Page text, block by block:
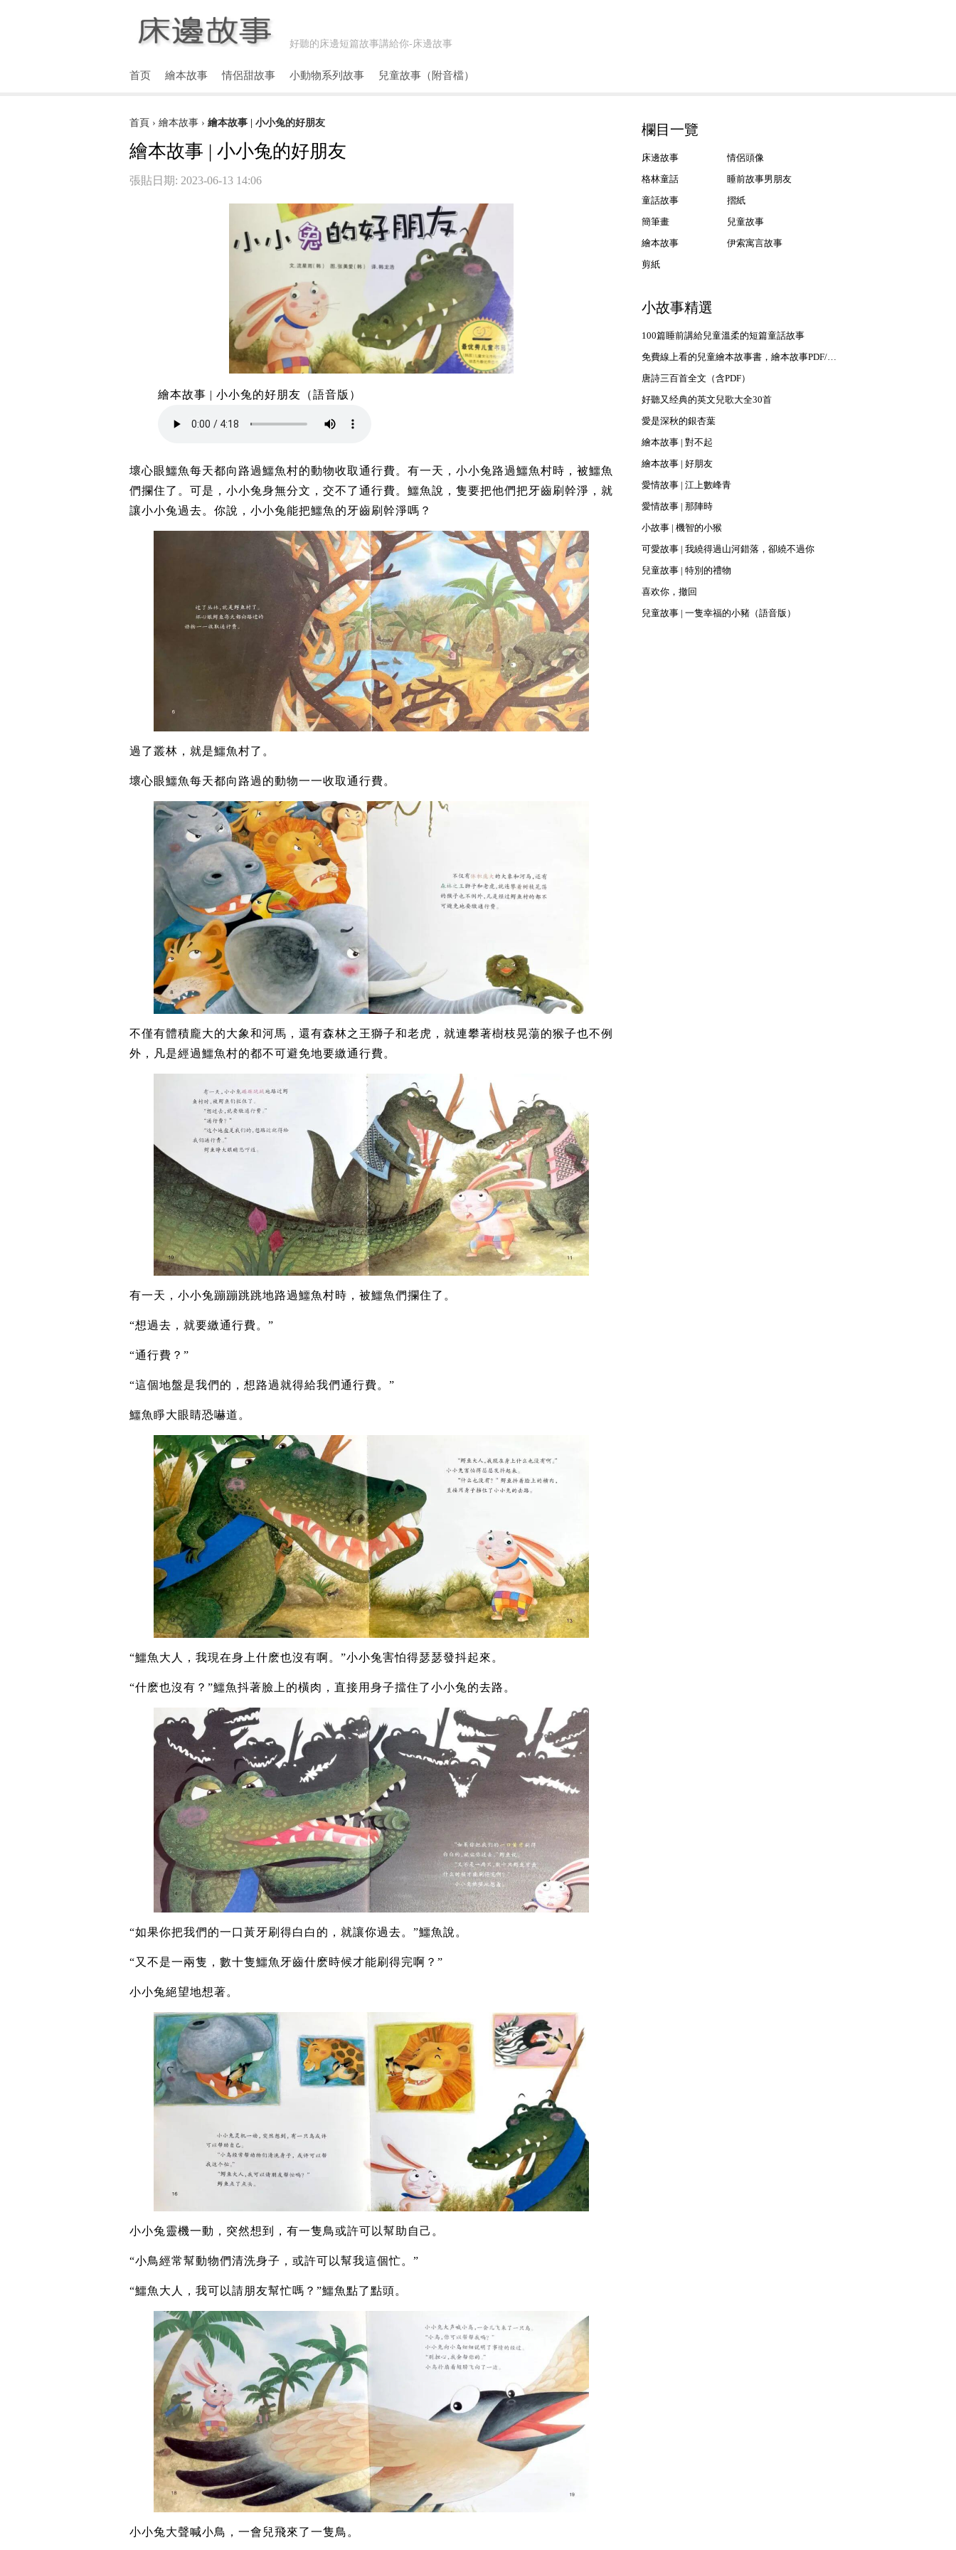
好聽的床邊短篇故事講給你-床邊故事
首页 繪本故事 情侶甜故事 小動物系列故事 兒童故事（附音檔）
首頁 › 繪本故事 › 繪本故事 | 小小兔的好朋友
繪本故事 | 小小兔的好朋友
張貼日期: 2023-06-13 14:06
繪本故事 | 小小兔的好朋友（語音版）
壞心眼鱷魚每天都向路過鱷魚村的動物收取通行費。有一天，小小兔路過鱷魚村時，被鱷魚
們攔住了。可是，小小兔身無分文，交不了通行費。鱷魚說，隻要把他們把牙齒刷幹淨，就
讓小小兔過去。你說，小小兔能把鱷魚的牙齒刷幹淨嗎？
過了叢林，就是鱷魚村了。
壞心眼鱷魚每天都向路過的動物一一收取通行費。
不僅有體積龐大的大象和河馬，還有森林之王獅子和老虎，就連攀著樹枝晃蕩的猴子也不例
外，凡是經過鱷魚村的都不可避免地要繳通行費。
有一天，小小兔蹦蹦跳跳地路過鱷魚村時，被鱷魚們攔住了。
“想過去，就要繳通行費。”
“通行費？”
“這個地盤是我們的，想路過就得給我們通行費。”
鱷魚睜大眼睛恐嚇道。
“鱷魚大人，我現在身上什麽也沒有啊。”小小兔害怕得瑟瑟發抖起來。
“什麽也沒有？”鱷魚抖著臉上的橫肉，直接用身子擋住了小小兔的去路。
“如果你把我們的一口黃牙刷得白白的，就讓你過去。”鱷魚說。
“又不是一兩隻，數十隻鱷魚牙齒什麽時候才能刷得完啊？”
小小兔絕望地想著。
小小兔靈機一動，突然想到，有一隻鳥或許可以幫助自己。
“小鳥經常幫動物們清洗身子，或許可以幫我這個忙。”
“鱷魚大人，我可以請朋友幫忙嗎？”鱷魚點了點頭。
小小兔大聲喊小鳥，一會兒飛來了一隻鳥。
欄目一覽
床邊故事
情侶頭像
格林童話
睡前故事男朋友
童話故事
摺紙
簡筆畫
兒童故事
繪本故事
伊索寓言故事
剪紙
小故事精選
100篇睡前講給兒童溫柔的短篇童話故事
免費線上看的兒童繪本故事書，繪本故事PDF/PPT下載
唐詩三百首全文（含PDF）
好聽又经典的英文兒歌大全30首
愛是深秋的銀杏葉
繪本故事 | 對不起
繪本故事 | 好朋友
愛情故事 | 江上數峰青
愛情故事 | 那陣時
小故事 | 機智的小猴
可愛故事 | 我繞得過山河錯落，卻繞不過你
兒童故事 | 特別的禮物
喜欢你，撤回
兒童故事 | 一隻幸福的小豬（語音版）